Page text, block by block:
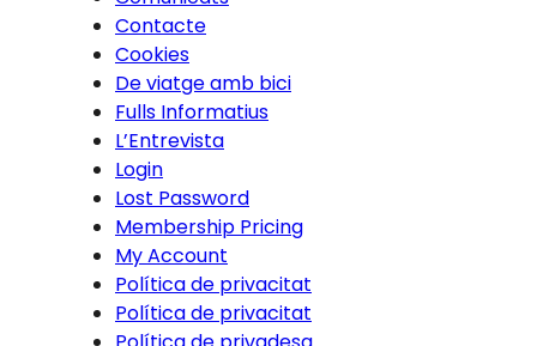
Contacte
Cookies
De viatge amb bici
Fulls Informatius
L’Entrevista
Login
Lost Password
Membership Pricing
My Account
Política de privacitat
Política de privacitat